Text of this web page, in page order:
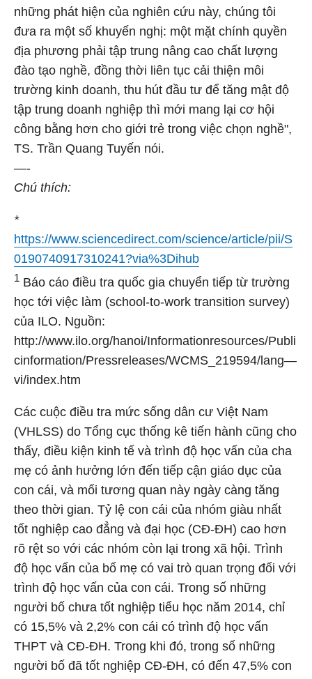
những phát hiện của nghiên cứu này, chúng tôi
đưa ra một số khuyến nghị: một mặt chính quyền
địa phương phải tập trung nâng cao chất lượng
đào tạo nghề, đồng thời liên tục cải thiện môi
trường kinh doanh, thu hút đầu tư để tăng mật độ
tập trung doanh nghiệp thì mới mang lại cơ hội
công bằng hơn cho giới trẻ trong việc chọn nghề",
TS. Trần Quang Tuyến nói.
—-
Chú thích:
*
https://www.sciencedirect.com/science/article/pii/S
0190740917310241?via%3Dihub
1 Báo cáo điều tra quốc gia chuyển tiếp từ trường
học tới việc làm (school-to-work transition survey)
của ILO. Nguồn:
http://www.ilo.org/hanoi/Informationresources/Publi
cinformation/Pressreleases/WCMS_219594/lang—
vi/index.htm
Các cuộc điều tra mức sống dân cư Việt Nam
(VHLSS) do Tổng cục thống kê tiến hành cũng cho
thấy, điều kiện kinh tế và trình độ học vấn của cha
mẹ có ảnh hưởng lớn đến tiếp cận giáo dục của
con cái, và mối tương quan này ngày càng tăng
theo thời gian. Tỷ lệ con cái của nhóm giàu nhất
tốt nghiệp cao đẳng và đại học (CĐ-ĐH) cao hơn
rõ rệt so với các nhóm còn lại trong xã hội. Trình
độ học vấn của bố mẹ có vai trò quan trọng đối với
trình độ học vấn của con cái. Trong số những
người bố chưa tốt nghiệp tiểu học năm 2014, chỉ
có 15,5% và 2,2% con cái có trình độ học vấn
THPT và CĐ-ĐH. Trong khi đó, trong số những
người bố đã tốt nghiệp CĐ-ĐH, có đến 47,5% con